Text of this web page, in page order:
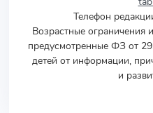
Телефон
Возрастные
предусмотренные ФЗ от
детей от информации,
и